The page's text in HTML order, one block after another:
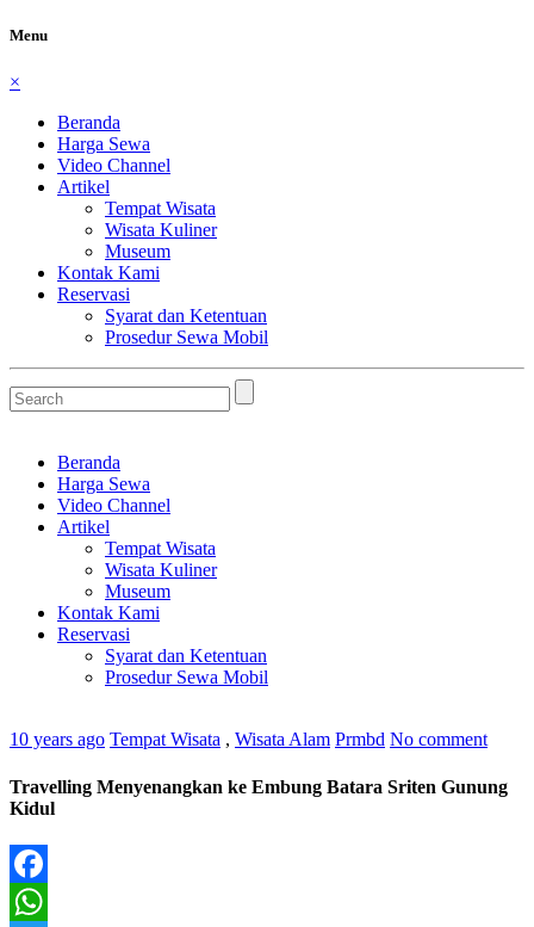
Menu
×
Beranda
Harga Sewa
Video Channel
Artikel
Tempat Wisata
Wisata Kuliner
Museum
Kontak Kami
Reservasi
Syarat dan Ketentuan
Prosedur Sewa Mobil
Beranda
Harga Sewa
Video Channel
Artikel
Tempat Wisata
Wisata Kuliner
Museum
Kontak Kami
Reservasi
Syarat dan Ketentuan
Prosedur Sewa Mobil
10 years ago Tempat Wisata , Wisata Alam Prmbd No comment
Travelling Menyenangkan ke Embung Batara Sriten Gunung
Kidul
Facebook